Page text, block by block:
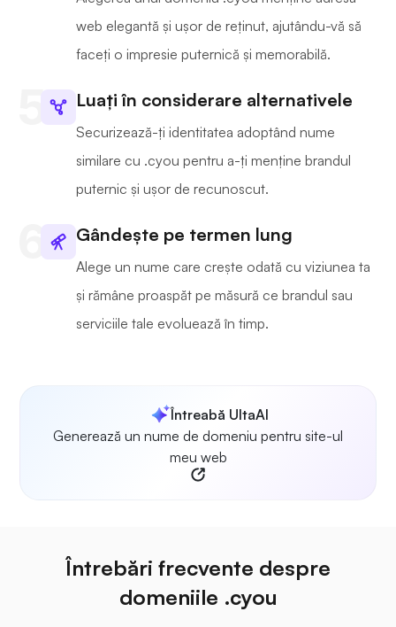
web elegantă și ușor de reținut, ajutându-vă să
faceți o impresie puternică și memorabilă.
Luați în considerare alternativele
Securizează-ți identitatea adoptând nume
similare cu .cyou pentru a-ți menține brandul
puternic și ușor de recunoscut.
Gândește pe termen lung
Alege un nume care crește odată cu viziunea ta
și rămâne proaspăt pe măsură ce brandul sau
serviciile tale evoluează în timp.
Întreabă UltaAI
Generează un nume de domeniu pentru site-ul
meu web
Întrebări frecvente despre
domeniile .cyou